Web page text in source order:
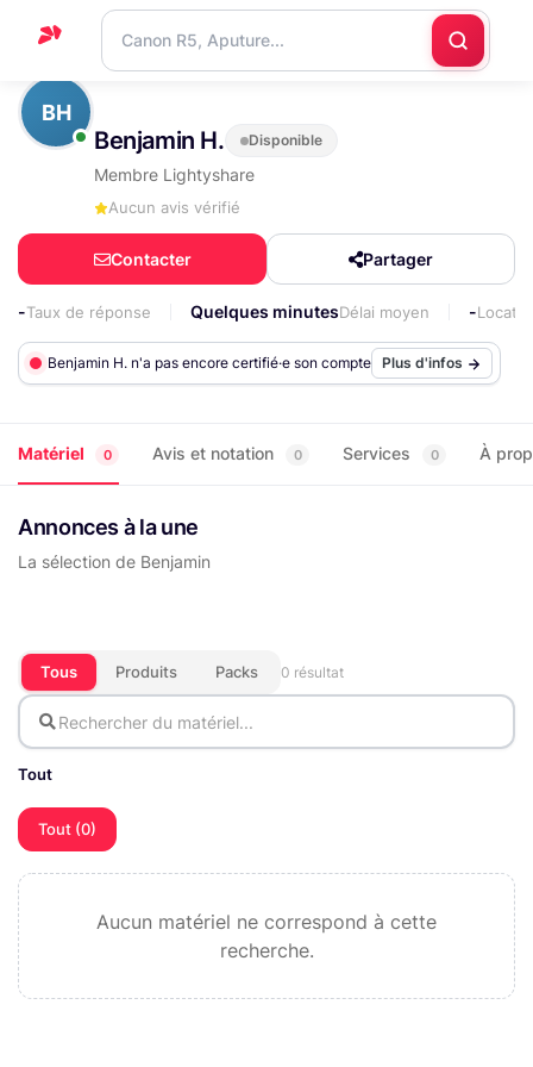
Accueil
Support
Nous
contacter
BH
Benjamin H. Disponible
Membre Lightyshare
Aucun avis vérifié
Contacter Partager
-Taux de réponse Quelques minutesDélai moyen -
Benjamin H. n'a pas encore certifié·e son compte Plus d'infos
Matériel 0 Avis et notation 0 Services 0 À
Annonces à la une
La sélection de Benjamin
Tous Produits Packs 0 résultat
Tout
Tout (0)
Aucun matériel ne correspond à cette
recherche.